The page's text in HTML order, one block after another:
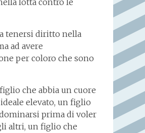
lotta contro le
tenersi diritto nella
ad avere
per coloro che sono
che abbia un cuore
elevato, un figlio
prima di voler
altri, un figlio che